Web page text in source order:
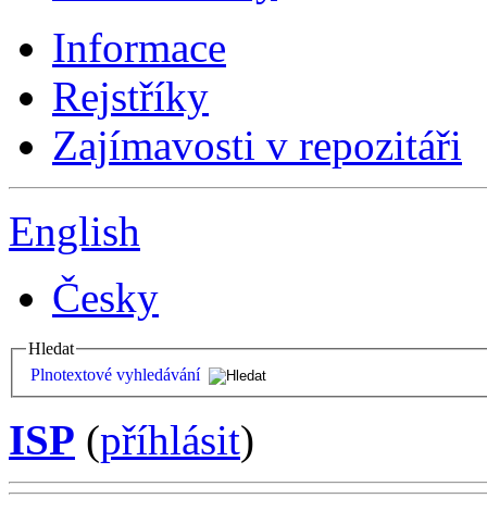
Informace
Rejstříky
Zajímavosti v repozitáři
English
Česky
Hledat
Plnotextové vyhledávání
ISP (příhlásit)